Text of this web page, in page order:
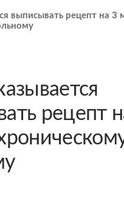
выписывать рецепт на 3
рецепт